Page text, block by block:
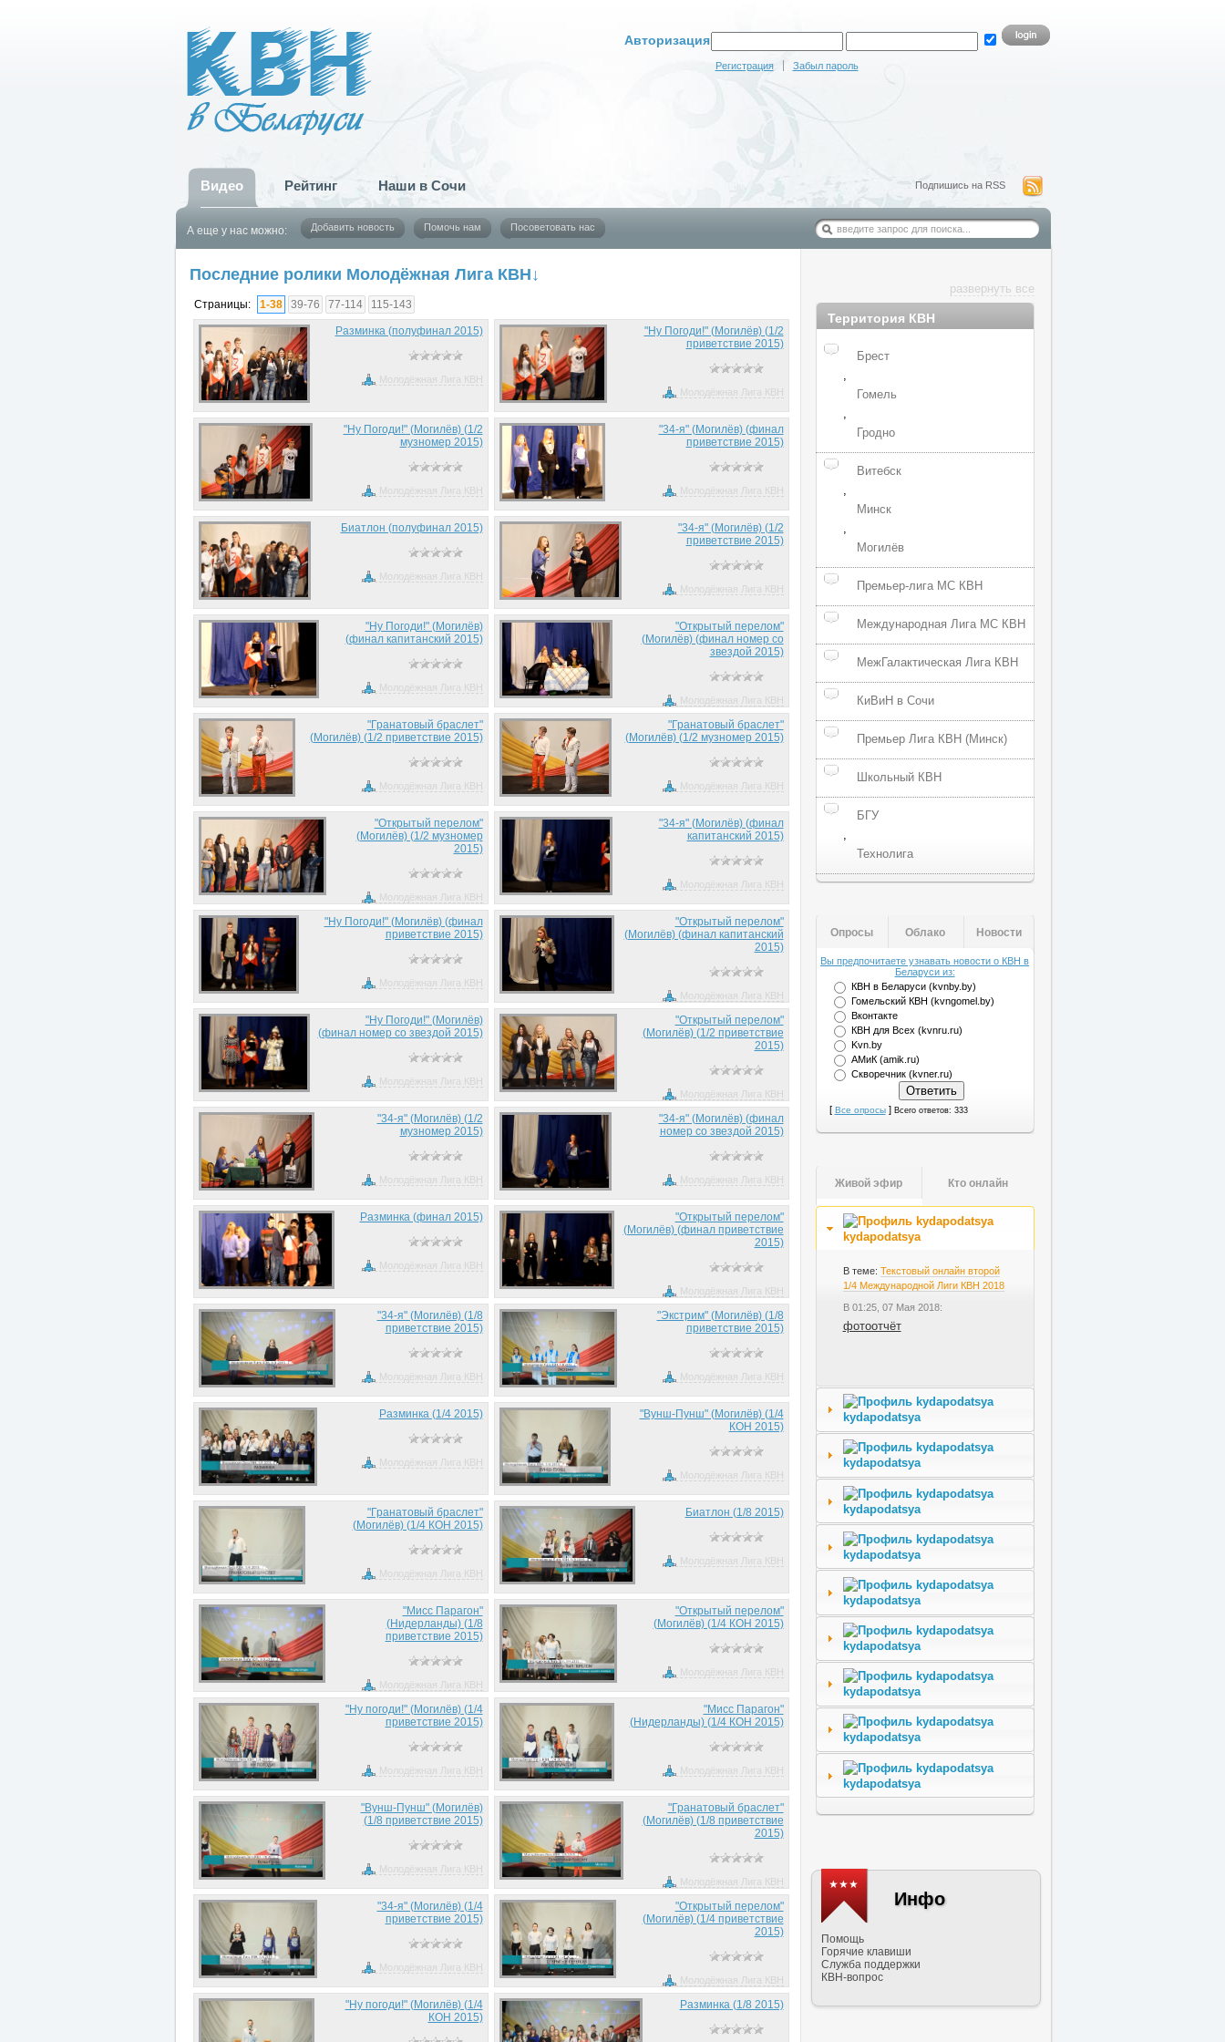
Авторизация
Регистрация Забыл пароль
Подпишись на RSS
Видео Рейтинг Наши в Сочи
А еще у нас можно: Добавить новость Помочь нам Посоветовать нас
Последние ролики Молодёжная Лига КВН↓
Страницы: 1-38 39-76 77-114 115-143
Разминка (полуфинал 2015)
Молодёжная Лига КВН
"Ну Погоди!" (Могилёв) (1/2
приветствие 2015)
Молодёжная Лига КВН
"Ну Погоди!" (Могилёв) (1/2
музномер 2015)
Молодёжная Лига КВН
"34-я" (Могилёв) (финал
приветствие 2015)
Молодёжная Лига КВН
Биатлон (полуфинал 2015)
Молодёжная Лига КВН
"34-я" (Могилёв) (1/2
приветствие 2015)
Молодёжная Лига КВН
"Ну Погоди!" (Могилёв)
(финал капитанский 2015)
Молодёжная Лига КВН
"Открытый перелом"
(Могилёв) (финал номер со
звездой 2015)
Молодёжная Лига КВН
"Гранатовый браслет"
(Могилёв) (1/2 приветствие 2015)
Молодёжная Лига КВН
"Гранатовый браслет"
(Могилёв) (1/2 музномер 2015)
Молодёжная Лига КВН
"Открытый перелом"
(Могилёв) (1/2 музномер
2015)
Молодёжная Лига КВН
"34-я" (Могилёв) (финал
капитанский 2015)
Молодёжная Лига КВН
"Ну Погоди!" (Могилёв) (финал
приветствие 2015)
Молодёжная Лига КВН
"Открытый перелом"
(Могилёв) (финал капитанский
2015)
Молодёжная Лига КВН
"Ну Погоди!" (Могилёв)
(финал номер со звездой 2015)
Молодёжная Лига КВН
"Открытый перелом"
(Могилёв) (1/2 приветствие
2015)
Молодёжная Лига КВН
"34-я" (Могилёв) (1/2
музномер 2015)
Молодёжная Лига КВН
"34-я" (Могилёв) (финал
номер со звездой 2015)
Молодёжная Лига КВН
Разминка (финал 2015)
Молодёжная Лига КВН
"Открытый перелом"
(Могилёв) (финал приветствие
2015)
Молодёжная Лига КВН
"34-я" (Могилёв) (1/8
приветствие 2015)
Молодёжная Лига КВН
"Экстрим" (Могилёв) (1/8
приветствие 2015)
Молодёжная Лига КВН
Разминка (1/4 2015)
Молодёжная Лига КВН
"Вунш-Пунш" (Могилёв) (1/4
КОН 2015)
Молодёжная Лига КВН
"Гранатовый браслет"
(Могилёв) (1/4 КОН 2015)
Молодёжная Лига КВН
Биатлон (1/8 2015)
Молодёжная Лига КВН
"Мисс Парагон"
(Нидерланды) (1/8
приветствие 2015)
Молодёжная Лига КВН
"Открытый перелом"
(Могилёв) (1/4 КОН 2015)
Молодёжная Лига КВН
"Ну погоди!" (Могилёв) (1/4
приветствие 2015)
Молодёжная Лига КВН
"Мисс Парагон"
(Нидерланды) (1/4 КОН 2015)
Молодёжная Лига КВН
"Вунш-Пунш" (Могилёв)
(1/8 приветствие 2015)
Молодёжная Лига КВН
"Гранатовый браслет"
(Могилёв) (1/8 приветствие
2015)
Молодёжная Лига КВН
"34-я" (Могилёв) (1/4
приветствие 2015)
Молодёжная Лига КВН
"Открытый перелом"
(Могилёв) (1/4 приветствие
2015)
Молодёжная Лига КВН
"Ну погоди!" (Могилёв) (1/4
КОН 2015)
Разминка (1/8 2015)
развернуть все
Территория КВН
Брест
,
Гомель
,
Гродно
Витебск
,
Минск
,
Могилёв
Премьер-лига МС КВН
Международная Лига МС КВН
МежГалактическая Лига КВН
КиВиН в Сочи
Премьер Лига КВН (Минск)
Школьный КВН
БГУ
,
Технолига
Опросы Облако Новости
Вы предпочитаете узнавать новости о КВН в
Беларуси из:
КВН в Беларуси (kvnby.by)
Гомельский КВН (kvngomel.by)
Вконтакте
КВН для Всех (kvnru.ru)
Kvn.by
АМиК (amik.ru)
Скворечник (kvner.ru)
[ Все опросы] Всего ответов: 333
Живой эфир Кто онлайн
kydapodatsya
В теме: Текстовый онлайн второй
1/4 Международной Лиги КВН 2018
В 01:25, 07 Мая 2018:
фотоотчёт
kydapodatsya
kydapodatsya
kydapodatsya
kydapodatsya
kydapodatsya
kydapodatsya
kydapodatsya
kydapodatsya
kydapodatsya
★★★
Инфо
Помощь
Горячие клавиши
Служба поддержки
КВН-вопрос